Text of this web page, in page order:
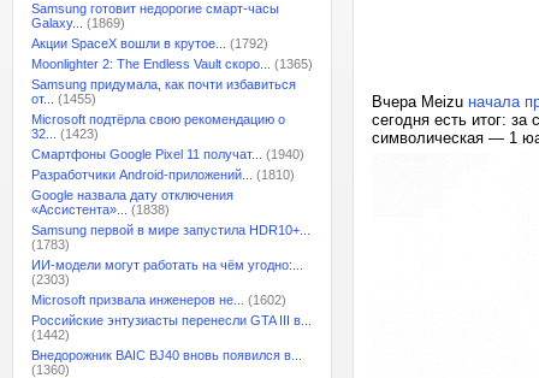
Samsung готовит недорогие смарт-часы
Galaxy...
(1869)
Акции SpaceX вошли в крутое...
(1792)
Moonlighter 2: The Endless Vault скоро...
(1365)
Samsung придумала, как почти избавиться
от...
(1455)
Microsoft подтёрла свою рекомендацию о
32...
(1423)
Смартфоны Google Pixel 11 получат...
(1940)
Разработчики Android-приложений...
(1810)
Google назвала дату отключения
«Ассистента»...
(1838)
Samsung первой в мире запустила HDR10+...
(1783)
ИИ-модели могут работать на чём угодно:...
(2303)
Microsoft призвала инженеров не...
(1602)
Российские энтузиасты перенесли GTA III в...
(1442)
Внедорожник BAIC BJ40 вновь появился в...
(1360)
Вчера Meizu начала
сегодня есть итог:
символическая — 1